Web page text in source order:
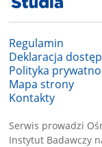
Regulamin
Deklaracja
Mapa strony
Kontakty
Serwis prowadzi
Instytut Badawczy